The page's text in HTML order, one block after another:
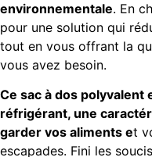
environnementale. En
pour une solution qui
tout en vous offrant la
vous avez besoin.
Ce sac à dos polyvalent
réfrigérant, une
garder vos aliments et
escapades. Fini les